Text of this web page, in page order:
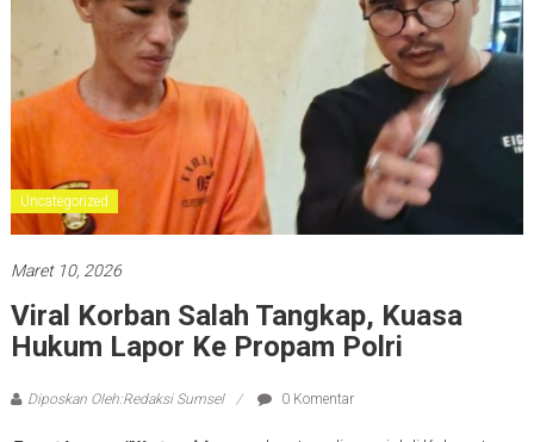
Uncategorized
Maret 10, 2026
Viral Korban Salah Tangkap, Kuasa
Hukum Lapor Ke Propam Polri
Diposkan Oleh:Redaksi Sumsel 0 Komentar